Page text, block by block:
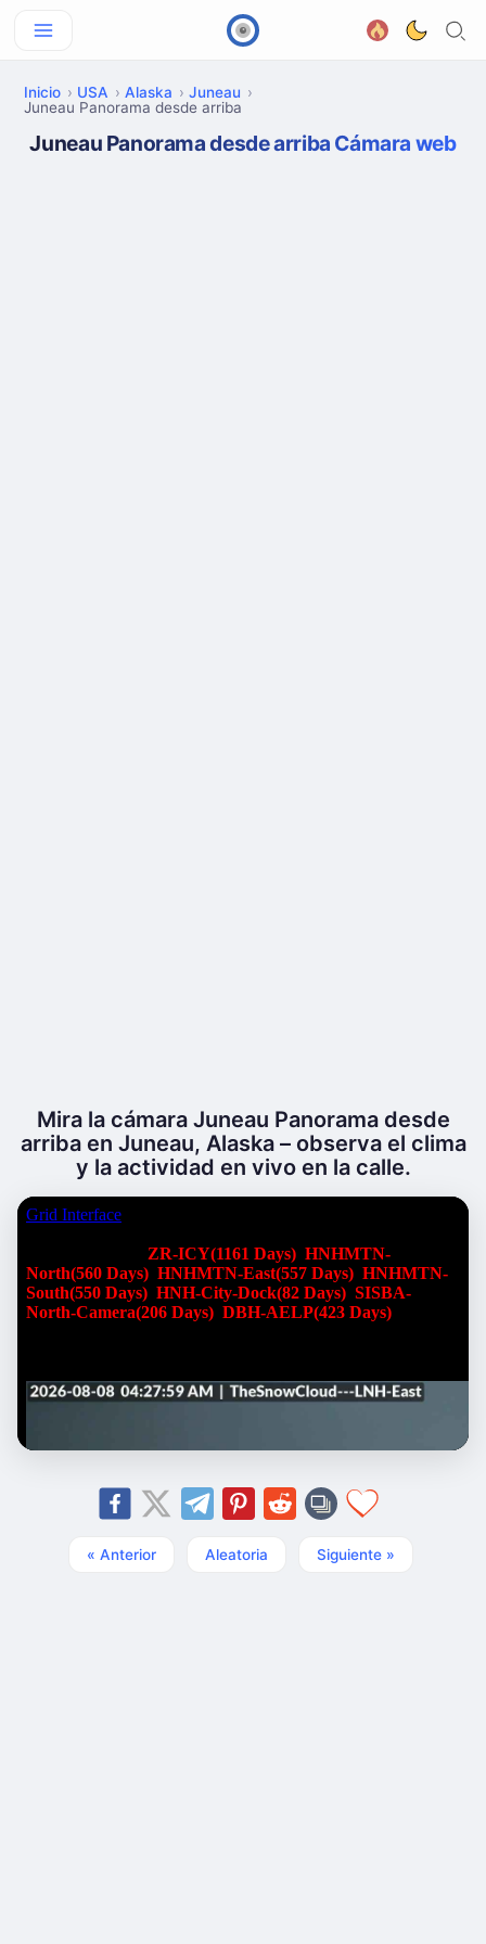
Inicio USA Alaska
Juneau
Juneau Panorama desde arriba
Juneau Panorama desde arriba Cámara web
Mira la cámara Juneau Panorama desde
arriba en Juneau, Alaska – observa el clima
y la actividad en vivo en la calle.
« Anterior Aleatoria Siguiente »